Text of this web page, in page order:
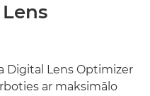
Digital Lens Optimizer
ar maksimālo